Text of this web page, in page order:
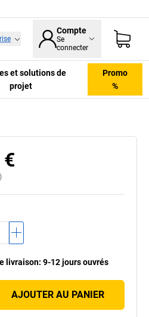
Compte
Se
connecter
et solutions de
projet
Promo
%
livraison: 9-12 jours ouvrés
AJOUTER AU PANIER